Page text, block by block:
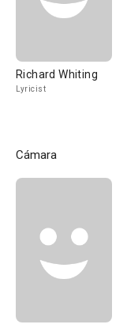
Richard Whiting
Lyricist
Cámara